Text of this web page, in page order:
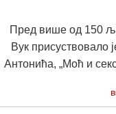
Пред више од 150
Вук присуствовало
Антонића, „Моћ и